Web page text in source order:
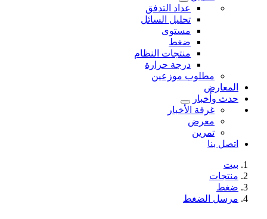
عداد التدفق
تحليل السائل
مستوى
ضغط
منتجات النظام
درجة حرارة
مطلوب موزعين
المعارض
حدث وأخبار
غرفة الأخبار
معرض
تمرين
اتصل بنا
بيت
منتجات
ضغط
مرسل الضغط